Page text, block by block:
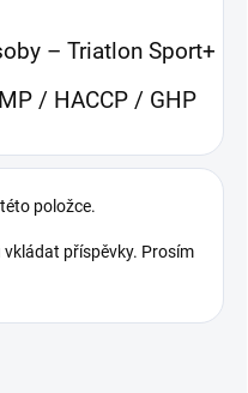
– Triatlon Sport+
/ HACCP / GHP
položce.
příspěvky. Prosím